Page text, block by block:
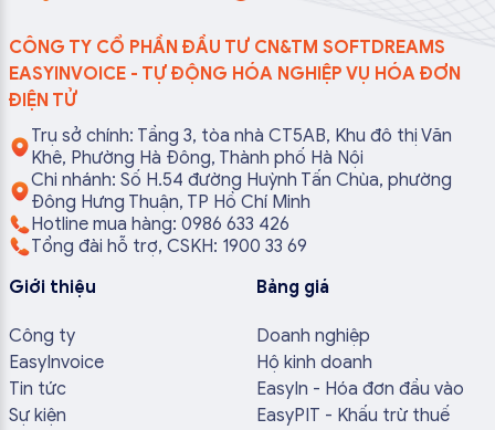
CÔNG TY CỔ PHẦN ĐẦU TƯ CN&TM SOFTDREAMS
EASYINVOICE - TỰ ĐỘNG HÓA NGHIỆP VỤ HÓA ĐƠN
ĐIỆN TỬ
Trụ sở chính: Tầng 3, tòa nhà CT5AB, Khu đô thị Văn
Khê, Phường Hà Đông, Thành phố Hà Nội
Chi nhánh: Số H.54 đường Huỳnh Tấn Chùa, phường
Đông Hưng Thuận, TP Hồ Chí Minh
Hotline mua hàng: 0986 633 426
Tổng đài hỗ trợ, CSKH: 1900 33 69
Giới thiệu
Công ty
EasyInvoice
Tin tức
Sự kiện
Bảng giá
Doanh nghiệp
Hộ kinh doanh
EasyIn - Hóa đơn đầu vào
EasyPIT - Khấu trừ thuế